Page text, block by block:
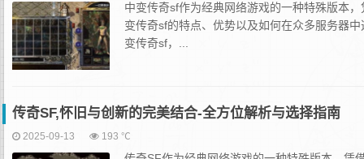
中变传奇sf作为经典网络游戏的一种特殊版本
变传奇sf的特点、优势以及如何在众多服务器
变传奇sf，...
传奇SF,怀旧与创新的完美结合-全方位解析与选择指南
2025-09-13 193 ℃